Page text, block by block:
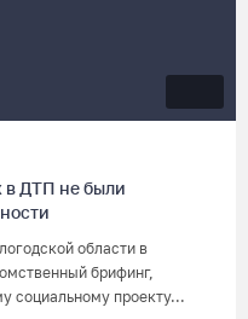
в ДТП не были
области в
брифинг,
социальному проекту...